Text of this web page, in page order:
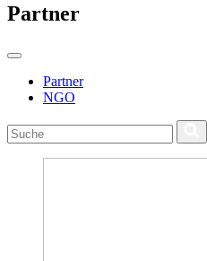
Partner
Partner
NGO